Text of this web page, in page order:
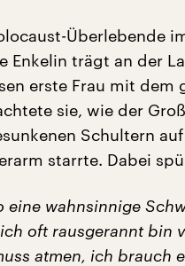
Überlebende
Enkelin trägt an der
erste Frau mit dem
sie, wie der
Schultern
starrte. Dabei
wahnsinnige
oft rausgerannt bin
atmen, ich brauch